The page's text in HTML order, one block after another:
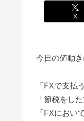
X
今日の値動
「FXで支払
「節税をし
「FXにおい